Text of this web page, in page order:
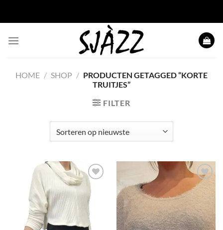
HOME / SHOP / PRODUCTEN GETAGGED “KORTE
TRUITJES”
FILTER
Toevoegen
aan
wenslijst
Toevoegen
wenslijst